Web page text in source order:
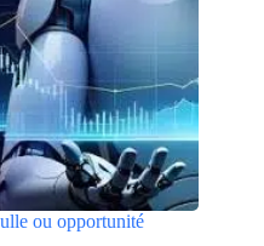
ou opportunité